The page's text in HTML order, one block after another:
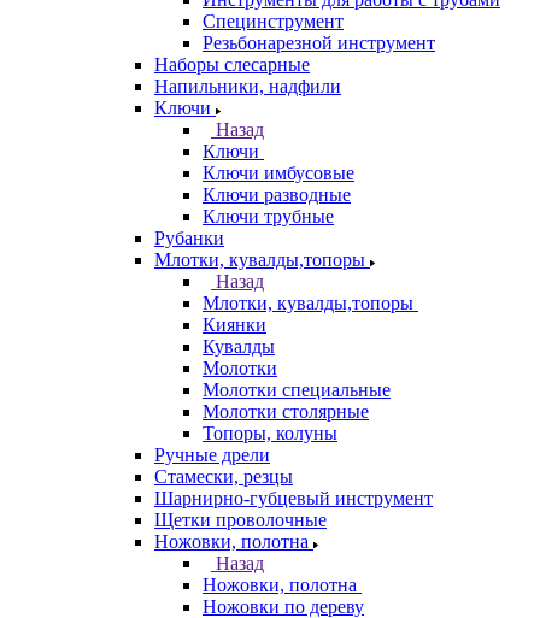
Специнструмент
Резьбонарезной инструмент
Наборы слесарные
Напильники, надфили
Ключи
Назад
Ключи
Ключи имбусовые
Ключи разводные
Ключи трубные
Рубанки
Млотки, кувалды,топоры
Назад
Млотки, кувалды,топоры
Киянки
Кувалды
Молотки
Молотки специальные
Молотки столярные
Топоры, колуны
Ручные дрели
Стамески, резцы
Шарнирно-губцевый инструмент
Щетки проволочные
Ножовки, полотна
Назад
Ножовки, полотна
Ножовки по дереву